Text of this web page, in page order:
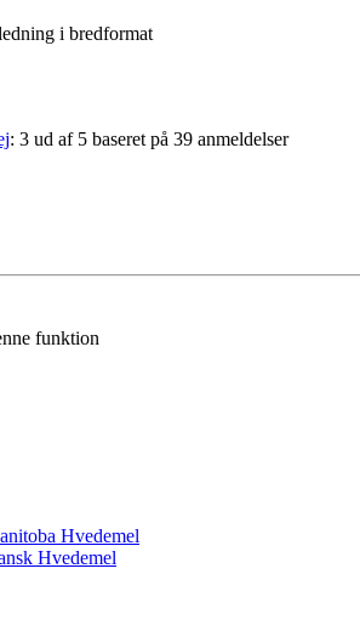
i bredformat
: 3 ud af 5 baseret på 39 anmeldelser
funktion
Hvedemel
Hvedemel